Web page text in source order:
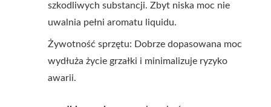
szkodliwych substancji. Zbyt niska moc nie
uwalnia pełni aromatu liquidu.
Żywotność sprzętu: Dobrze dopasowana moc
wydłuża życie grzałki i minimalizuje ryzyko
awarii.